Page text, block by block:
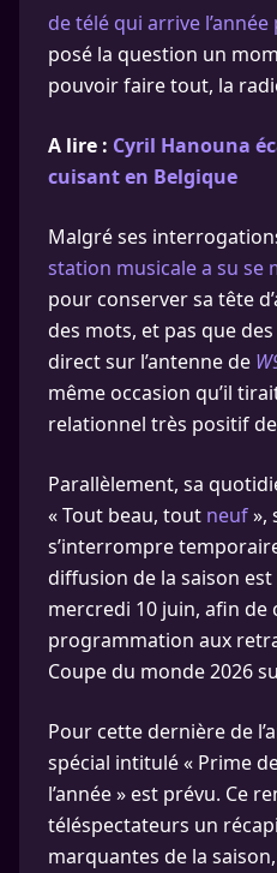
de télé qui arrive
posé la question un
pouvoir faire tout, la
A lire : Cyril Hanouna
cuisant en Belgique
Malgré ses
station musicale a su se
pour conserver sa tête
des mots, et pas que
direct sur l’antenne de
même occasion qu’il
relationnel très positif
Parallèlement, sa
« Tout beau, tout neuf»,
s’interrompre
diffusion de la saison
mercredi 10 juin, afin de
programmation aux
Coupe du monde 2026
Pour cette dernière de
spécial intitulé « Prime
l’année » est prévu. Ce
téléspectateurs un
marquantes de la